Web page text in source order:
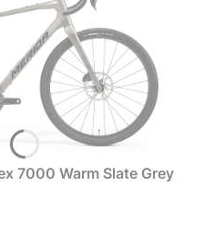
7000 Warm Slate Grey